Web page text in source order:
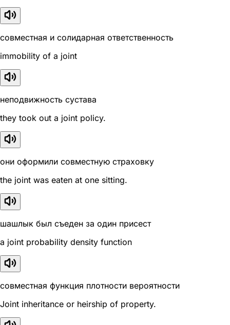
совместная и солидарная ответственность
immobility of a joint
неподвижность сустава
they took out a joint policy.
они оформили совместную страховку
the joint was eaten at one sitting.
шашлык был съеден за один присест
a joint probability density function
совместная функция плотности вероятности
Joint inheritance or heirship of property.